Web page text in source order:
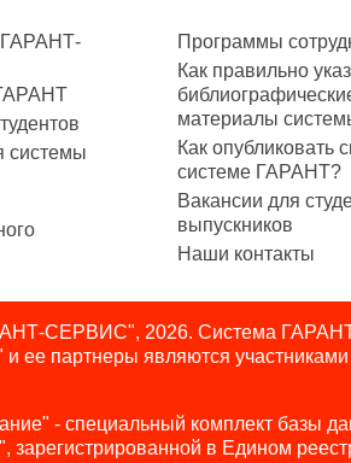
системы
Программы
Как правильно
материалы
Как опубликовать
системе ГАРАНТ?
Вакансии для
выпускников
Наши контакты
СЕРВИС", 2026. Система ГАРАНТ
и ее партнеры являются
- специальный комплект базы
в Едином